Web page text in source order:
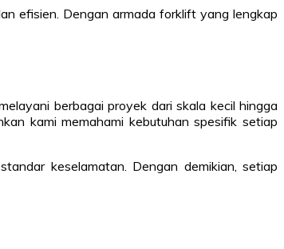
efisien. Dengan armada forklift yang lengkap
berbagai proyek dari skala kecil hingga
kami memahami kebutuhan spesifik setiap
keselamatan. Dengan demikian, setiap